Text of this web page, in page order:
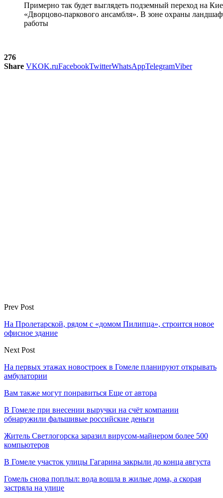
Примерно так будет выглядеть подземный переход на
«Дворцово-паркового ансамбля». В зоне охраны
работы
276
Share VKOK.ruFacebookTwitterWhatsAppTelegramViber
Prev Post
На Пролетарской, рядом с «домом Пилипца», строится новое
офисное здание
Next Post
На первых этажах новостроек в Гомеле планируют открывать
амбулатории
Вам также могут понравиться Еще от автора
В Гомеле при внесении выручки на счёт компании
обнаружили фальшивые российские деньги
Житель Светлогорска заразил вирусом-майнером более 500
компьютеров
В Гомеле участок улицы Гагарина закрыли до конца августа
Гомель снова поплыл: вода вошла в жилые дома, а скорая
застряла на улице